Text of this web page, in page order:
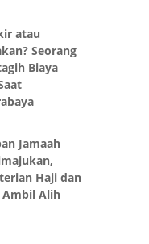
atau
Seorang
Biaya
Jamaah
Haji dan
Ambil Alih